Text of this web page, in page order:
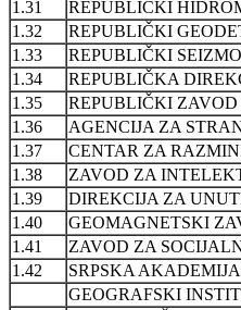
1.31
REPUBLIČKI
1.32
REPUBLIČKI
1.33
REPUBLIČKI
1.34
REPUBLIČKA
1.35
REPUBLIČKI
1.36
AGENCIJA ZA
1.37
CENTAR ZA
1.38
ZAVOD ZA
1.39
DIREKCIJA ZA
1.40
GEOMAGNETSKI
1.41
ZAVOD ZA
1.42
SRPSKA
GEOGRAFSKI